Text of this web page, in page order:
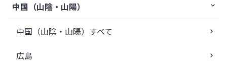
中国（山陰・山陽）
中国（山陰・山陽）すべて
広島